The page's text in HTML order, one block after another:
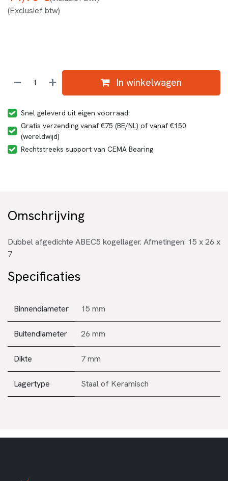
(Exclusief btw)
In winkelwagen
Snel geleverd uit eigen voorraad
Gratis verzending vanaf €75 (BE/NL) of vanaf €150
(wereldwijd)
Rechtstreeks support van CEMA Bearing
Omschrijving
Dubbel afgedichte ABEC5 kogellager. Afmetingen: 15 x 26 x
7
Specificaties
Binnendiameter 15 mm
Buitendiameter 26 mm
Dikte 7 mm
Lagertype Staalof Keramisch